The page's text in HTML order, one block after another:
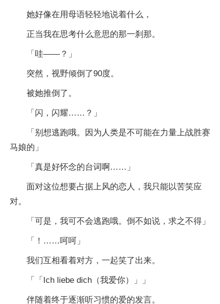
她好像在用母语轻轻地说着什么，
正当我在思考什么意思的那一刹那。
「哇——？」
突然，视野倾倒了90度。
被她推倒了。
「闪，闪耀……？」
「别想逃跑哦。因为人类是不可能在力量上战胜赛
马娘的」
「真是好怀念的台词啊……」
面对这位想要占据上风的恋人，我只能以苦笑应
对。
「可是，我可不会逃跑哦。倒不如说，求之不得」
「！……呵呵」
我们互相看着对方，一起笑了出来。
「「Ich liebe dich（我爱你）」」
伴随着终于逐渐听习惯的爱的发言。